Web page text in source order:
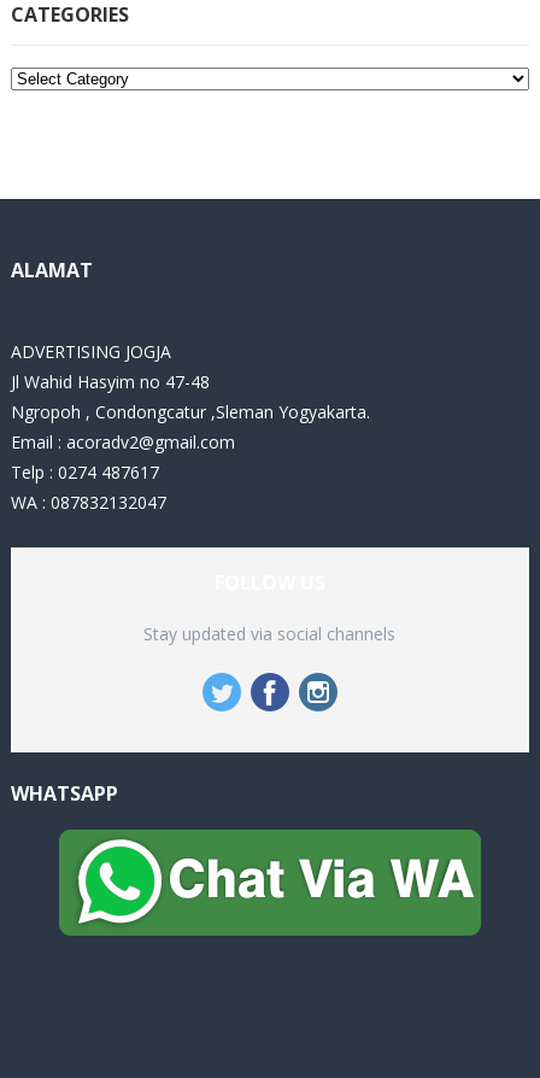
CATEGORIES
C
i
ALAMAT
ADVERTISING JOGJA
Jl Wahid Hasyim no 47-48
Ngropoh , Condongcatur ,Sleman Yogyakarta.
Email : acoradv2@gmail.com
Telp : 0274 487617
WA : 087832132047
Stay updated via social channels
WHATSAPP